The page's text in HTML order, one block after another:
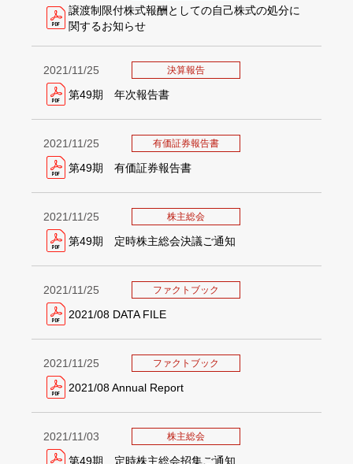
譲渡制限付株式報酬としての自己株式の処分に
関するお知らせ
2021/11/25 決算報告
第49期 年次報告書
2021/11/25 有価証券報告書
第49期 有価証券報告書
2021/11/25 株主総会
第49期 定時株主総会決議ご通知
2021/11/25 ファクトブック
2021/08 DATA FILE
2021/11/25 ファクトブック
2021/08 Annual Report
2021/11/03 株主総会
第49期 定時株主総会招集ご通知